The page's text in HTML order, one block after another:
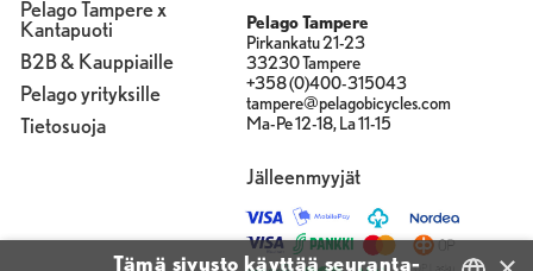
Pelago Tampere x
Kantapuoti
B2B & Kauppiaille
Pelago yrityksille
Tietosuoja
Pelago Tampere
Pirkankatu 21-23
33230 Tampere
+358 (0)400-315043
tampere@pelagobicycles.com
Ma-Pe 12-18, La 11-15
Jälleenmyyjät
Tämä sivusto käyttää seuranta-